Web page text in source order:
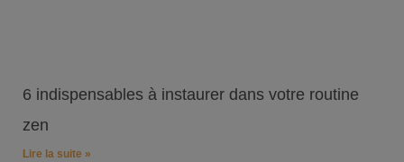
6 indispensables à instaurer dans votre routine
zen
Lire la suite »